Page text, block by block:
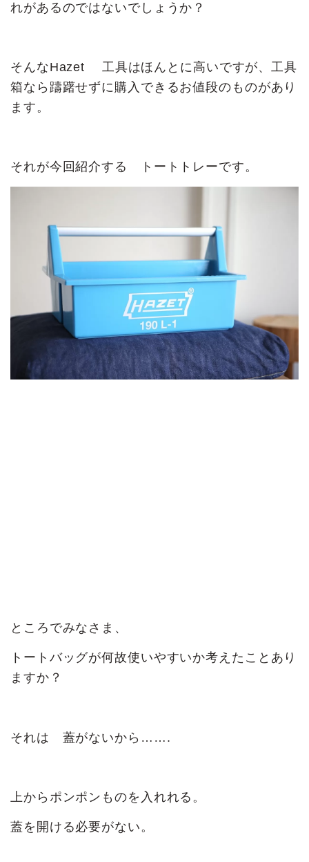
れがあるのではないでしょうか？
そんなHazet 工具はほんとに高いですが、工具
箱なら躊躇せずに購入できるお値段のものがあり
ます。
それが今回紹介する トートトレーです。
ところでみなさま、
トートバッグが何故使いやすいか考えたことあり
ますか？
それは 蓋がないから…….
上からポンポンものを入れれる。
蓋を開ける必要がない。